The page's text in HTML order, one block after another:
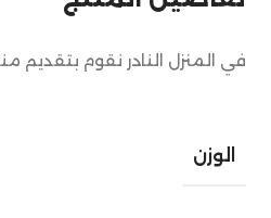
في المنزل النادر نقوم بتقديم
الوزن